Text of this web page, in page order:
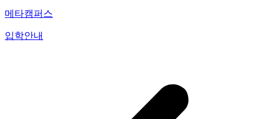
메타캠퍼스
입학안내